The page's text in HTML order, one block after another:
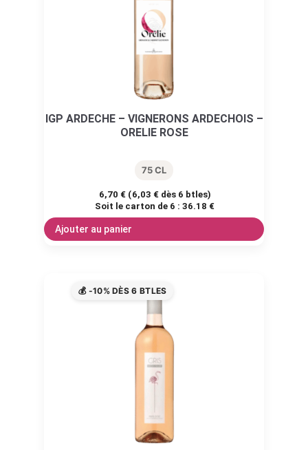
IGP ARDECHE – VIGNERONS ARDECHOIS –
ORELIE ROSE
75 CL
6,70 € (6,03 € dès 6 btles)
Soit le carton de 6 : 36.18 €
Ajouter au panier
💰 -10% DÈS 6 BTLES